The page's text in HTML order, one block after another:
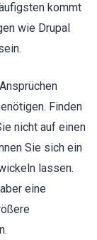
kommt
wie Drupal
Finden
nicht auf einen
Sie sich ein
lassen.
eine